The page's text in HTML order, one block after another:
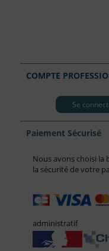
COMPTE
Se
Paiement Sécurisé
Nous avons choisi la
la sécurité de votre
administratif